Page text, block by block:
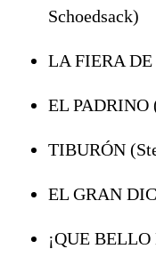
Schoedsack)
LA FIERA
EL PADRINO
TIBURÓN
EL GRAN
¡QUE